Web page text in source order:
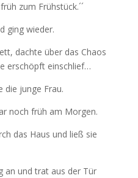
zum Frühstück.´´
ging wieder.
dachte über das Chaos
erschöpft einschlief…
die junge Frau.
noch früh am Morgen.
das Haus und ließ sie
an und trat aus der Tür